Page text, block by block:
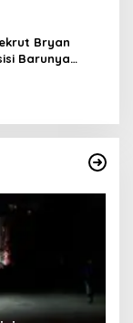
Bryan
Barunya